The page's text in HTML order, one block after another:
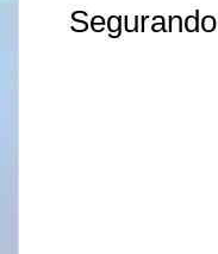
Segurando